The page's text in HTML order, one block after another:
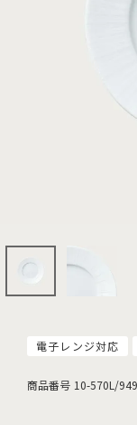
電子レンジ対応
商品番号 10-570L/